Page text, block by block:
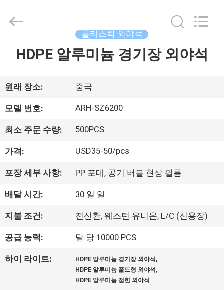
제
품
우
대
하
여
2021
Reserved.
플라스틱 외야석
HDPE 알루미늄 경기장 외야석
원래 장소: 중국
모델 번호: ARH-SZ6200
최소 주문 수량: 500PCS
가격: USD35-50/pcs
포장 세부 사항: PP 포대, 공기 버블 현상 필름
배달 시간: 30 일 일
지불 조건: 전신환, 웨스턴 유니온, L/C (신용장)
공급 능력: 달 당 10000 PCS
하이 라이트: HDPE 알루미늄 경기장 외야석 ,
HDPE 알루미늄 폴드형 외야석 ,
HDPE 알루미늄 접힌 외야석